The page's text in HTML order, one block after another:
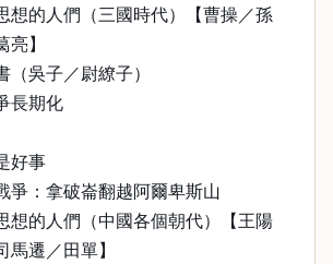
想的人們（三國時代）【曹操／孫
亮】
（吳子／尉繚子）
長期化
好事
爭：拿破崙翻越阿爾卑斯山
想的人們（中國各個朝代）【王陽
馬遷／田單】